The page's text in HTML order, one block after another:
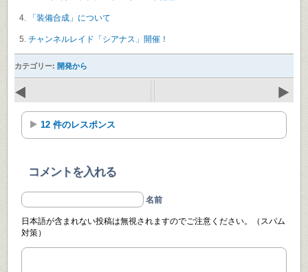
「装備合成」について
チャンネルレイド「シアナス」開催！
カテゴリー: 開発から
12 件のレスポンス
コメントを入れる
名前
日本語が含まれない投稿は無視されますのでご注意ください。（スパム
対策）